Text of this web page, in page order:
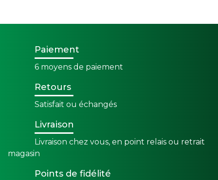
Paiement
6 moyens de paiement
Retours
Satisfait ou échangés
Livraison
Livraison chez vous, en point relais ou retrait
magasin
Points de fidélité